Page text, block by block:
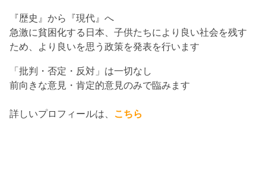
『歴史』から『現代』へ
急激に貧困化する日本、子供たちにより良い社会を残す
ため、より良いを思う政策を発表を行います
「批判・否定・反対」は一切なし
前向きな意見・肯定的意見のみで臨みます
詳しいプロフィールは、 こちら